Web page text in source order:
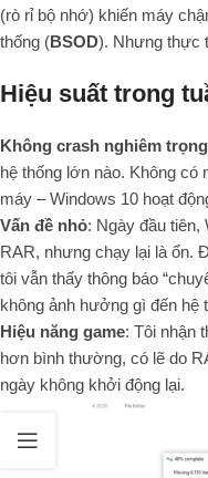
(rò rỉ bộ nhớ) khiến máy
thống (BSOD). Nhưng thực
Hiệu suất trong
Không crash nghiêm trọng
hệ thống lớn nào. Không có
máy – Windows 10 hoạt
Vấn đề nhỏ: Ngày đầu tiên,
RAR, nhưng chạy lại là ổn.
tôi vẫn thấy thông báo
không ảnh hưởng gì đến hệ
Hiệu năng game: Tôi nhận
hơn bình thường, có lẽ do
ngày không khởi động lại.